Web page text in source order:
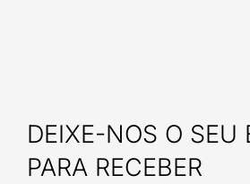
DEIXE-NOS O SEU
PARA RECEBER